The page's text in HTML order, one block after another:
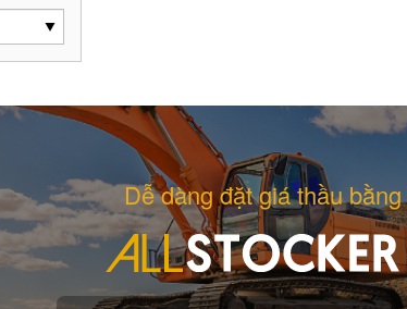
Dễ dàng đặt giá thầu